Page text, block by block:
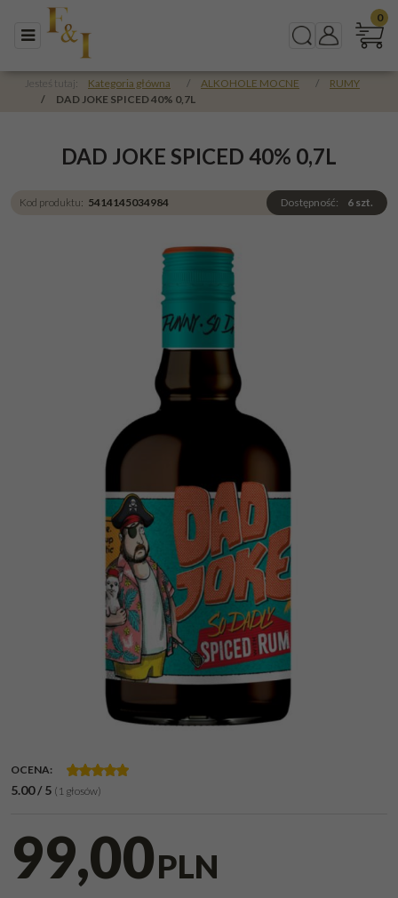
Menu SzukajPanel
0
Jesteś tutaj: Kategoria główna / ALKOHOLE MOCNE /
RUMY
/
DAD JOKE SPICED 40% 0,7L
DAD JOKE SPICED 40% 0,7L
Kod produktu: 5414145034984 Dostępność: 6 szt.
OCENA:
5.00/5 ( 1 głosów)
99,00PLN